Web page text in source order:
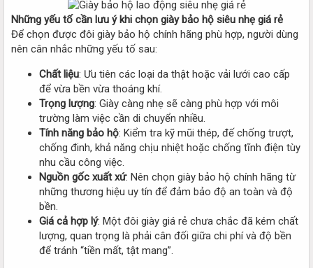
Những yếu tố cần lưu ý khi chọn giày bảo hộ siêu nhẹ giá rẻ
Để chọn được đôi giày bảo hộ chính hãng phù hợp, người dùng
nên cân nhắc những yếu tố sau:
Chất liệu: Ưu tiên các loại da thật hoặc vải lưới cao cấp
để vừa bền vừa thoáng khí.
Trọng lượng: Giày càng nhẹ sẽ càng phù hợp với môi
trường làm việc cần di chuyển nhiều.
Tính năng bảo hộ: Kiểm tra kỹ mũi thép, đế chống trượt,
chống đinh, khả năng chịu nhiệt hoặc chống tĩnh điện tùy
nhu cầu công việc.
Nguồn gốc xuất xứ: Nên chọn giày bảo hộ chính hãng từ
những thương hiệu uy tín để đảm bảo độ an toàn và độ
bền.
Giá cả hợp lý: Một đôi giày giá rẻ chưa chắc đã kém chất
lượng, quan trọng là phải cân đối giữa chi phí và độ bền
để tránh “tiền mất, tật mang”.